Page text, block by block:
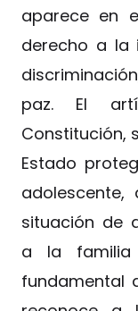
aparece en
derecho a la
paz. El
Constitución,
Estado
situación de
a la
fundamental